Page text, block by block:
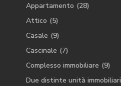
Appartamento (28)
Attico (5)
Casale (9)
Cascinale (7)
Complesso immobiliare (9)
Due distinte unità immobiliari